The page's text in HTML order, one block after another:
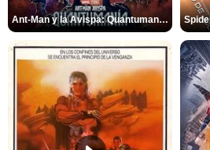
Ant-Man y la Avispa: Quantumanía Tráiler (2)